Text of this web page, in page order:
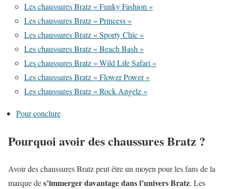
Les chaussures Bratz « Funky Fashion »
Les chaussures Bratz « Princess »
Les chaussures Bratz « Sporty Chic »
Les chaussures Bratz « Beach Bash »
Les chaussures Bratz « Wild Life Safari »
Les chaussures Bratz « Flower Power »
Les chaussures Bratz « Rock Angelz »
Pour conclure
Pourquoi avoir des chaussures Bratz ?
Avoir des chaussures Bratz peut être un moyen pour les fans de la
marque des’immerger davantage dans l’univers Bratz. Les